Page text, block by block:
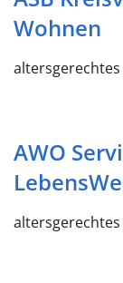
Wohnen
AWO